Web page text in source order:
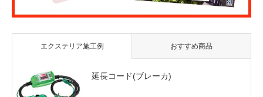
エクステリア施工例 おすすめ商品
延長コード(ブレーカ)